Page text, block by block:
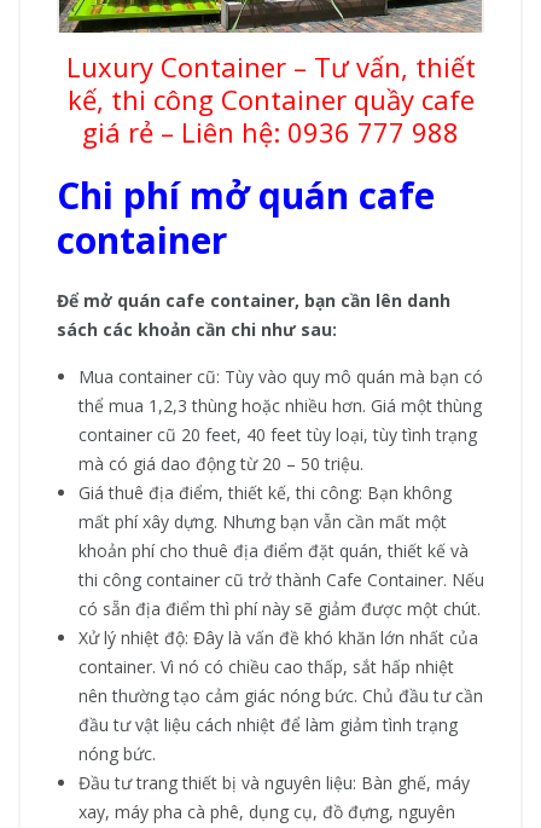
Luxury Container – Tư vấn, thiết
kế, thi công Container quầy cafe
giá rẻ – Liên hệ: 0936 777 988
Chi phí mở quán cafe
container
Để mở quán cafe container, bạn cần lên danh
sách các khoản cần chi như sau:
Mua container cũ: Tùy vào quy mô quán mà bạn có
thể mua 1,2,3 thùng hoặc nhiều hơn. Giá một thùng
container cũ 20 feet, 40 feet tùy loại, tùy tình trạng
mà có giá dao động từ 20 – 50 triệu.
Giá thuê địa điểm, thiết kế, thi công: Bạn không
mất phí xây dựng. Nhưng bạn vẫn cần mất một
khoản phí cho thuê địa điểm đặt quán, thiết kế và
thi công container cũ trở thành Cafe Container. Nếu
có sẵn địa điểm thì phí này sẽ giảm được một chút.
Xử lý nhiệt độ: Đây là vấn đề khó khăn lớn nhất của
container. Vì nó có chiều cao thấp, sắt hấp nhiệt
nên thường tạo cảm giác nóng bức. Chủ đầu tư cần
đầu tư vật liệu cách nhiệt để làm giảm tình trạng
nóng bức.
Đầu tư trang thiết bị và nguyên liệu: Bàn ghế, máy
xay, máy pha cà phê, dụng cụ, đồ đựng, nguyên